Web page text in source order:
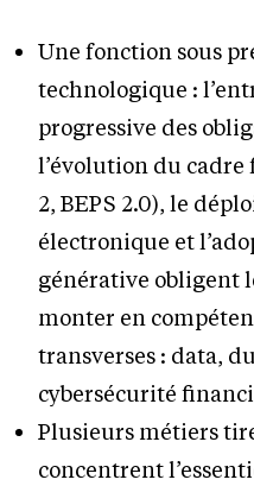
Une fonction sous
technologique :
progressive des
l’évolution du
2, BEPS 2.0), le
électronique et
générative obligent
monter en
transverses : data,
cybersécurité
Plusieurs métiers
concentrent